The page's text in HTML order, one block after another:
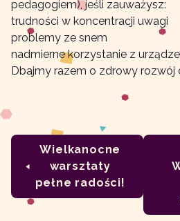
pedagogiem), jeśli zauważysz:
trudności w koncentracji uwagi
problemy ze snem
nadmierne korzystanie z
Dbajmy razem o zdrowy rozwój
Wielkanocne
warsztaty
pełne radości!